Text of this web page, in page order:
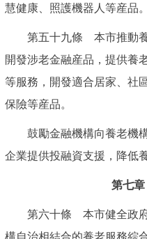
慧健康、照護機器人等産品。
第五十九條 本市推動養
開發涉老金融産品，提供養
等服務，開發適合居家、社
保險等産品。
鼓勵金融機構向養老機構
企業提供投融資支援，降低
第七
第六十條 本市健全政府
構自治相結合的養老服務綜